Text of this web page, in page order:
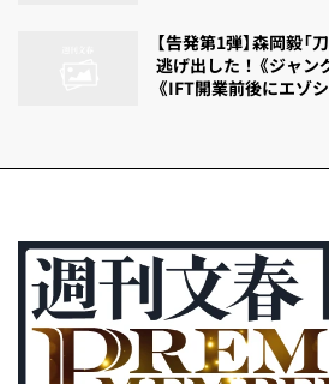
【告発第1弾】森岡毅
逃げ出した！《ジャン
《IFT開業前後にエゾ